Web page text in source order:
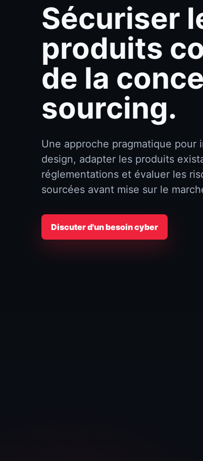
Sécuriser
produits
de la
sourcing.
Une approche pragmatique pour
design, adapter les produits
réglementations et évaluer les
sourcées avant mise sur le
Discuter d'un besoin cyber